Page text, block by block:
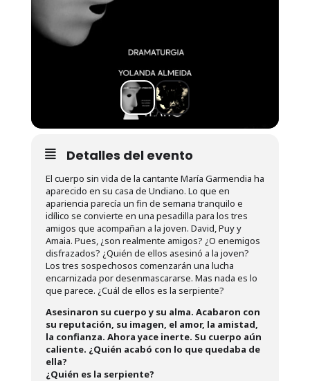
Detalles del evento
El cuerpo sin vida de la cantante María Garmendia ha
aparecido en su casa de Undiano. Lo que en
apariencia parecía un fin de semana tranquilo e
idílico se convierte en una pesadilla para los tres
amigos que acompañan a la joven. David, Puy y
Amaia. Pues, ¿son realmente amigos? ¿O enemigos
disfrazados? ¿Quién de ellos asesinó a la joven?
Los tres sospechosos comenzarán una lucha
encarnizada por desenmascararse. Mas nada es lo
que parece. ¿Cuál de ellos es la serpiente?
Asesinaron su cuerpo y su alma. Acabaron con
su reputación, su imagen, el amor, la amistad,
la confianza. Ahora yace inerte. Su cuerpo aún
caliente. ¿Quién acabó con lo que quedaba de
ella?
¿Quién es la serpiente?